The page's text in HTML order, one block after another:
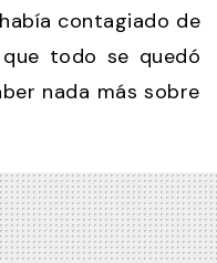
contagiado de
todo se quedó
nada más sobre